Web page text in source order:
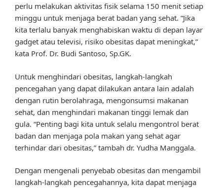
perlu melakukan aktivitas fisik selama 150 menit setiap
minggu untuk menjaga berat badan yang sehat. “Jika
kita terlalu banyak menghabiskan waktu di depan layar
gadget atau televisi, risiko obesitas dapat meningkat,”
kata Prof. Dr. Budi Santoso, Sp.GK.
Untuk menghindari obesitas, langkah-langkah
pencegahan yang dapat dilakukan antara lain adalah
dengan rutin berolahraga, mengonsumsi makanan
sehat, dan menghindari makanan tinggi lemak dan
gula. “Penting bagi kita untuk selalu mengontrol berat
badan dan menjaga pola makan yang sehat agar
terhindar dari obesitas,” tambah dr. Yudha Manggala.
Dengan mengenali penyebab obesitas dan mengambil
langkah-langkah pencegahannya, kita dapat menjaga